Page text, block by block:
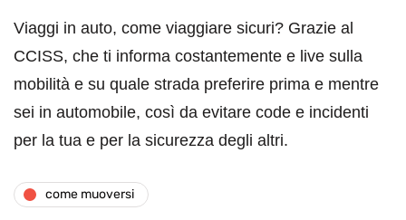
Viaggi in auto, come viaggiare sicuri? Grazie al
CCISS, che ti informa costantemente e live sulla
mobilità e su quale strada preferire prima e mentre
sei in automobile, così da evitare code e incidenti
per la tua e per la sicurezza degli altri.
come muoversi